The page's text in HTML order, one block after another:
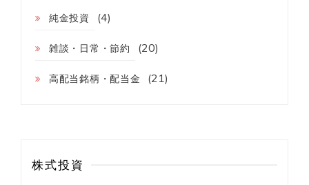
純金投資 (4)
雑談・日常・節約 (20)
高配当銘柄・配当金 (21)
株式投資